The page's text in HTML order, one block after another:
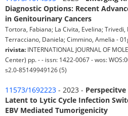
Diagnostic Options: Recent
in Genitourinary Cancers
Tortora, Fabiana; La Civita, Evelina;
Terracciano, Daniela; Cimmino, Amelia -
rivista: INTERNATIONAL JOURNAL OF
Center) pp. - - issn: 1422-0067 - wos:
s2.0-85149949126 (5)
11573/1692223 - 2023 -
Latent to Lytic Cycle Infection
EBV Mediated Tumorigenicity